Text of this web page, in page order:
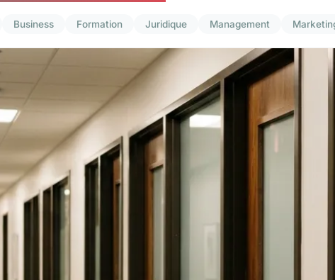
Business Formation Juridique Management